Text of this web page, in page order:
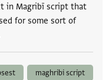
in Magribī script that
for some sort of
maghribi script